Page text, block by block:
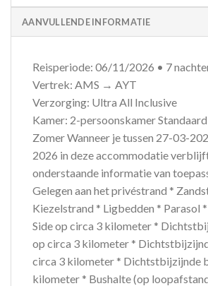
AANVULLENDE INFORMATIE
Reisperiode: 06/11/2026 • 7
Vertrek: AMS → AYT
Verzorging: Ultra All Inclusive
Kamer: 2-persoonskamer
Zomer Wanneer je tussen 27-03-
2026 in deze accommodatie
onderstaande informatie van
Gelegen aan het privéstrand *
Kiezelstrand * Ligbedden * Parasol
Side op circa 3 kilometer *
op circa 3 kilometer *
circa 3 kilometer * Dichtstbijzijnde
kilometer * Bushalte (op